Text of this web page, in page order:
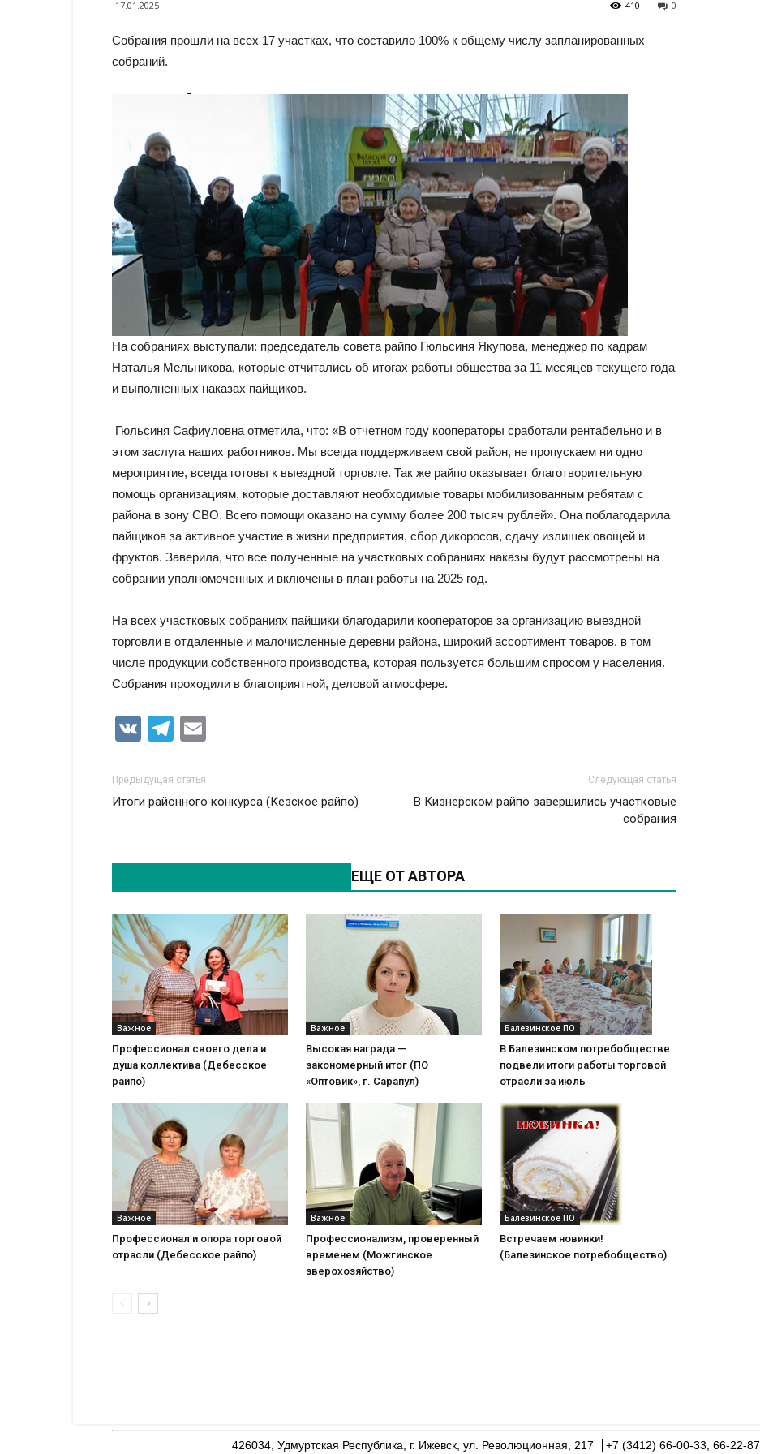
17.01.2025 0
410
Собрания прошли на всех 17 участках, что составило 100% к общему числу запланированных
собраний.
На собраниях выступали: председатель совета райпо Гюльсиня Якупова, менеджер по кадрам
Наталья Мельникова, которые отчитались об итогах работы общества за 11 месяцев текущего года
и выполненных наказах пайщиков.
Гюльсиня Сафиуловна отметила, что: «В отчетном году кооператоры сработали рентабельно и в
этом заслуга наших работников. Мы всегда поддерживаем свой район, не пропускаем ни одно
мероприятие, всегда готовы к выездной торговле. Так же райпо оказывает благотворительную
помощь организациям, которые доставляют необходимые товары мобилизованным ребятам с
района в зону СВО. Всего помощи оказано на сумму более 200 тысяч рублей». Она поблагодарила
пайщиков за активное участие в жизни предприятия, сбор дикоросов, сдачу излишек овощей и
фруктов. Заверила, что все полученные на участковых собраниях наказы будут рассмотрены на
собрании уполномоченных и включены в план работы на 2025 год.
На всех участковых собраниях пайщики благодарили кооператоров за организацию выездной
торговли в отдаленные и малочисленные деревни района, широкий ассортимент товаров, в том
числе продукции собственного производства, которая пользуется большим спросом у населения.
Собрания проходили в благоприятной, деловой атмосфере.
VK Telegram
Предыдущая статья
Итоги районного конкурса (Кезское райпо)
Следующая статья
В Кизнерском райпо завершились участковые
собрания
ЕЩЕ ОТ АВТОРА
Важное
Профессионал своего дела и
душа коллектива (Дебесское
райпо)
Важное
Высокая награда —
закономерный итог (ПО
«Оптовик», г. Сарапул)
Балезинское ПО
В Балезинском потребобществе
подвели итоги работы торговой
отрасли за июль
Важное
Профессионал и опора торговой
отрасли (Дебесское райпо)
Важное
Профессионализм, проверенный
временем (Можгинское
зверохозяйство)
Балезинское ПО
Встречаем новинки!
(Балезинское потребобщество)
426034, Удмуртская Республика, г. Ижевск, ул. Революционная, 217 +7 (3412) 66-00-33, 66-22-87